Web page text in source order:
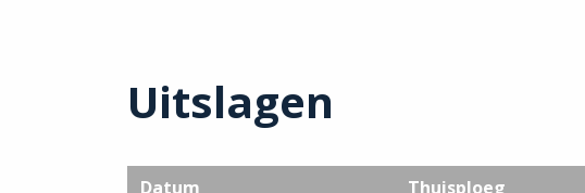
Uitslagen
Datum Thuisploeg